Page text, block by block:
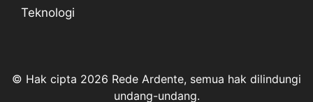
Teknologi
© Hak cipta 2026 Rede Ardente, semua hak dilindungi
undang-undang.